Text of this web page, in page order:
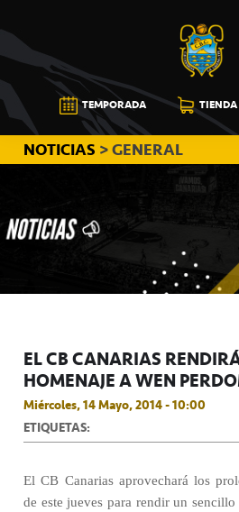
a
la
navegación
principal
al
contenido
principal
a
la
barra
lateral
principal
CB
CANARIAS
TEMPORADA TIENDA
NOTICIAS > GENERAL
EL CB CANARIAS
HOMENAJE A WEN
Miércoles, 14 Mayo, 2014 - 10:00
ETIQUETAS:
El CB Canarias aprovechará los
de este jueves para rendir un